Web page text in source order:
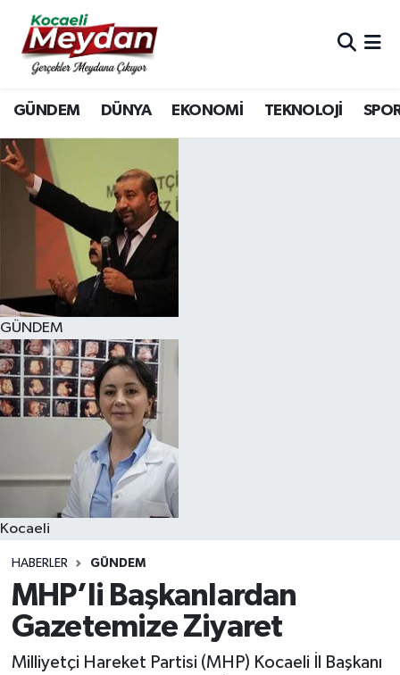
GÜNDEM DÜNYA EKONOMİ TEKNOLOJİ
GÜNDEM
Kocaeli
HABERLER GÜNDEM
MHP’li Başkanlardan
Gazetemize Ziyaret
Milliyetçi Hareket Partisi (MHP) Kocaeli İl Başkanı
Nöbetçi Eczaneler
Hava Durumu
Trafik Durumu
Süper Lig Puan Durumu ve Fikstür
Tüm Manşetler
Son Dakika Haberleri
Haber Arşivi